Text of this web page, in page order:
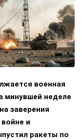
военная
минувшей неделе
заверения
и
ракеты по